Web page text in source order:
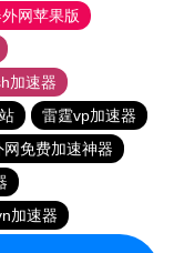
网苹果版
加速器
雷霆vp加速器
网免费加速神器
加速器